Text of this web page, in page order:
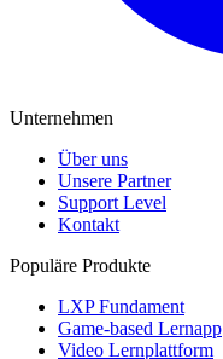
Unternehmen
Über uns
Unsere Partner
Support Level
Kontakt
Populäre Produkte
LXP Fundament
Game-based Lernapp
Video Lernplattform